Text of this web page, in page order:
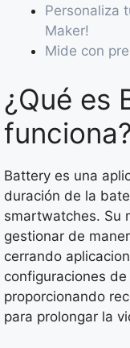
Personaliza
Maker!
Mide con
¿Qué es
funciona?
Battery es una
duración de la
smartwatches. Su
gestionar de
cerrando
configuraciones
proporcionando
para prolongar la